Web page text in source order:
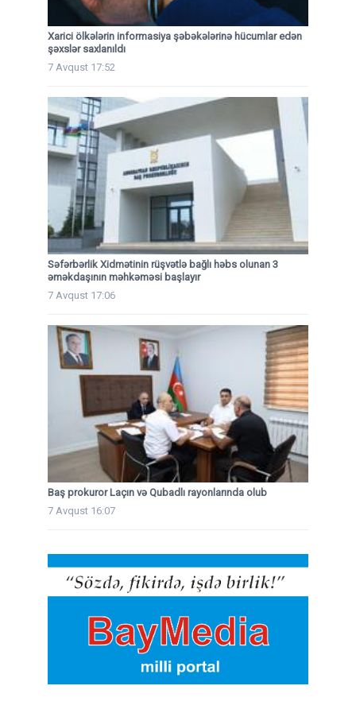
Xarici ölkələrin informasiya şəbəkələrinə hücumlar edən
şəxslər saxlanıldı
7 Avqust 17:52
Səfərbərlik Xidmətinin rüşvətlə bağlı həbs olunan 3
əməkdaşının məhkəməsi başlayır
7 Avqust 17:06
Baş prokuror Laçın və Qubadlı rayonlarında olub
7 Avqust 16:07